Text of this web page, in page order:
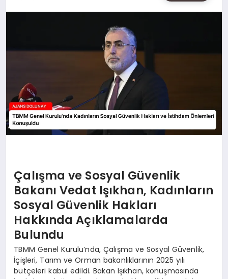
Çalışma ve Sosyal Güvenlik
Bakanı Vedat Işıkhan, Kadınların
Sosyal Güvenlik Hakları
Hakkında Açıklamalarda
Bulundu
TBMM Genel Kurulu’nda, Çalışma ve Sosyal Güvenlik,
İçişleri, Tarım ve Orman bakanlıklarının 2025 yılı
bütçeleri kabul edildi. Bakan Işıkhan, konuşmasında